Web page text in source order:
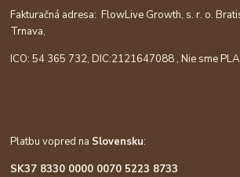
Fakturačná adresa: FlowLive Growth, s. r. o.
Trnava,
ICO: 54 365 732, DIC:2121647088 , Nie sme
Platbu vopred na Slovensku:
SK37 8330 0000 0070